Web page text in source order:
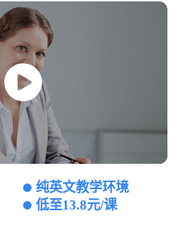
纯英文教学环境
低至13.8元/课